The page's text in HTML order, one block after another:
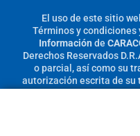
El uso de este sitio
Términos y condiciones
Información de
Derechos Reservados
o parcial, así como su
autorización escrita de su